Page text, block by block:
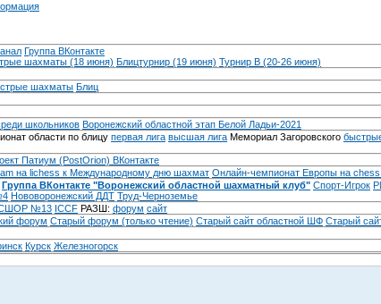
Группа ВКонтакте
шахматы (18 июня) Блицтурнир (19 июня) Турнир B (20-26 июня)
шахматы Блиц
школьников Воронежский областной этап Белой Ладьи-2021
области по блицу первая лига высшая лига Мемориал Загоровского
Патиум (PostOrion) ВКонтакте
на lichess к Международному дню шахмат Онлайн-чемпионат Европы на
Группа ВКонтакте "Воронежский областной шахматный клуб" Спорт-Игрок
Нововоронежский ДДТ Труд-Черноземье
№13 ICCF РАЗШ: форум сайт
форум Cтарый форум (только чтение) Старый сайт областной ШФ Старый
Курск Железногорск